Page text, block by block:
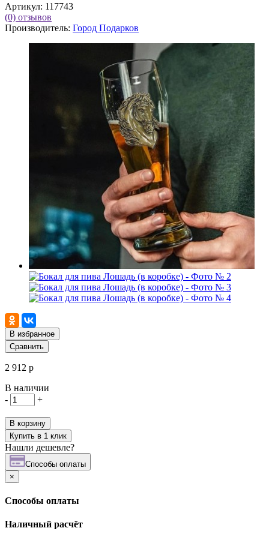
Артикул: 117743
(0) отзывов
Производитель: Город Подарков
В избранное
Сравнить
2 912 р
В наличии
-
+
В корзину
Купить в 1 клик
Нашли дешевле?
Cпособы оплаты
×
Cпособы оплаты
Наличный расчёт